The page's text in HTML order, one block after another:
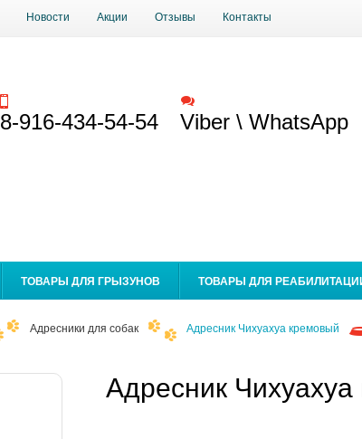
Новости Акции Отзывы Контакты
8-916-434-54-54 Viber \ WhatsApp
ТОВАРЫ ДЛЯ ГРЫЗУНОВ ТОВАРЫ ДЛЯ
Адресники для собак Адресник Чихуахуа кремовый
Адресник